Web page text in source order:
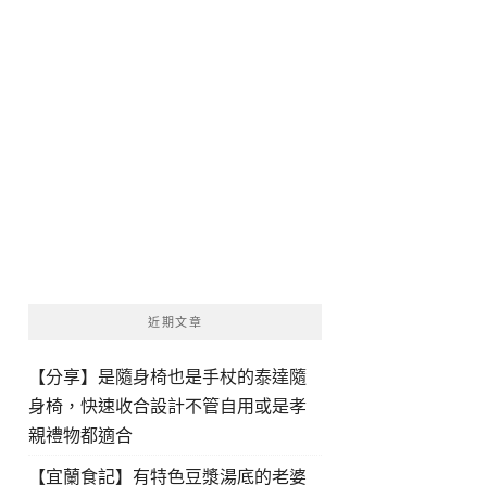
近期文章
【分享】是隨身椅也是手杖的泰達隨
身椅，快速收合設計不管自用或是孝
親禮物都適合
【宜蘭食記】有特色豆漿湯底的老婆